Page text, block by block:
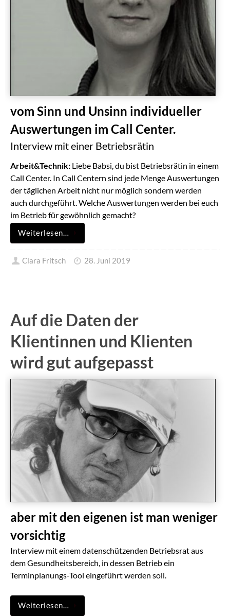
vom Sinn und Unsinn individueller
Auswertungen im Call Center.
Interview mit einer Betriebsrätin
Arbeit&Technik: Liebe Babsi, du bist Betriebsrätin in einem
Call Center. In Call Centern sind jede Menge Auswertungen
der täglichen Arbeit nicht nur möglich sondern werden
auch durchgeführt. Welche Auswertungen werden bei euch
im Betrieb für gewöhnlich gemacht?
Weiterlesen…
Clara Fritsch 28. Juni 2019
Auf die Daten der
Klientinnen und Klienten
wird gut aufgepasst
aber mit den eigenen ist man weniger
vorsichtig
Interview mit einem datenschützenden Betriebsrat aus
dem Gesundheitsbereich, in dessen Betrieb ein
Terminplanungs-Tool eingeführt werden soll.
Weiterlesen…